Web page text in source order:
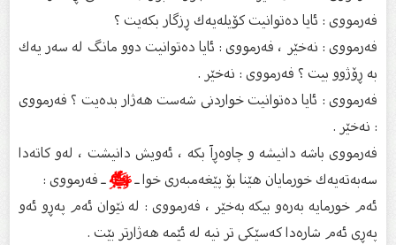
فه‌رمووى : ئایا ده‌توانیت كۆیله‌یه‌ك ڕزگار بكه‌یت ؟
فه‌رمووى : نه‌خێر ، فه‌رمووى : ئایا ده‌توانیت دوو مانگ له‌ سه‌ر یه‌ك
به‌ ڕۆژوو بیت ؟ فه‌رمووى : نه‌خێر .
فه‌رمووى : ئایا ده‌توانیت خواردنى شه‌ست هه‌ژار بده‌یت ؟ فه‌رمووى
: نه‌خێر .
فه‌رمووى باشه‌ دانیشه‌ و چاوه‌ڕآ بكه‌ ، ئه‌ویش دانیشت ، له‌و كاته‌دا
سه‌به‌ته‌یه‌ك خورمایان هێنا بۆ پێغه‌مبه‌رى خوا ـﷺـ فه‌رمووى :
ئه‌م خورمایه‌ به‌ره‌و بیكه‌ به‌خێر ، فه‌رمووى : له‌ نێوان ئه‌م په‌ڕو ئه‌و
په‌ڕى ئه‌م شاره‌دا كه‌سێكى تر نیه‌ له‌ ئێمه‌ هه‌ژارتر بێت .